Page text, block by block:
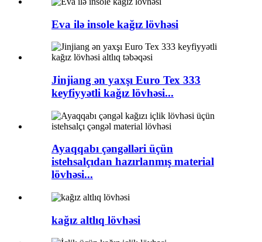
Eva ilə insole kağız lövhəsi
Jinjiang ən yaxşı Euro Tex 333
keyfiyyətli kağız lövhəsi...
Ayaqqabı çəngəlləri üçün
istehsalçıdan hazırlanmış material
lövhəsi...
kağız altlıq lövhəsi